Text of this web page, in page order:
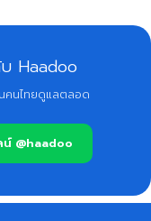
Haadoo
คนไทยดูแลตลอด
น์ @haadoo